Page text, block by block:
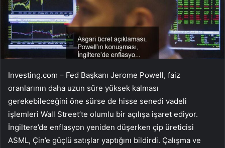
Investing.com – Fed Başkanı Jerome Powell, faiz
oranlarının daha uzun süre yüksek kalması
gerekebileceğini öne sürse de hisse senedi vadeli
işlemleri Wall Street’te olumlu bir açılışa işaret ediyor.
İngiltere’de enflasyon yeniden düşerken çip üreticisi
ASML, Çin’e güçlü satışlar yaptığını bildirdi. Çalışma ve